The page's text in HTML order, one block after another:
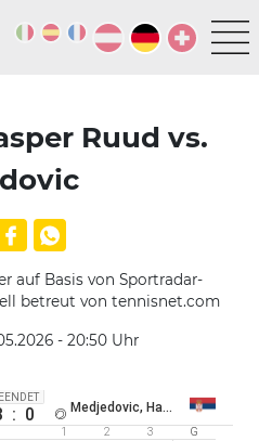
Ruud vs.
auf Basis von Sportradar-
betreut von tennisnet.com
- 20:50 Uhr
: 0 Medjedovic, Hamad
1 2 3 G